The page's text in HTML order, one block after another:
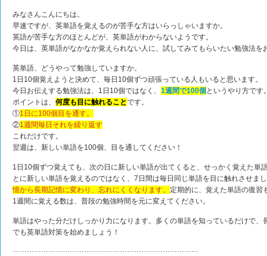
みなさんこんにちは。
早速ですが、英単語を覚えるのが苦手な方はいらっしゃいますか。
英語が苦手な方のほとんどが、英単語がわからないようです。
今日は、英単語がなかなか覚えられない人に、試してみてもらいたい勉強法を
英単語、どうやって勉強していますか。
1日10個覚えようと決めて、毎日10個ずつ頑張っている人もいると思います。
今日お伝えする勉強法は、1日10個ではなく、 1週間で100個 というやり方です
ポイントは、 何度も目に触れることです。
①1日に100個目を通す。
②1週間毎日それを繰り返す
これだけです。
翌週は、新しい単語を100個、目を通してください！
1日10個ずつ覚えても、次の日に新しい単語が出てくると、せっかく覚えた単
とに新しい単語を覚えるのではなく、7日間は毎日同じ単語を目に触れさせま
憶から長期記憶に変わり、忘れにくくなります。 定期的に、覚えた単語の復習
1週間に覚える数は、普段の勉強時間を元に変えてください。
単語はやった分だけしっかり力になります。多くの単語を知っているだけで
でも英単語対策を始めましょう！
……………………………………………………………………